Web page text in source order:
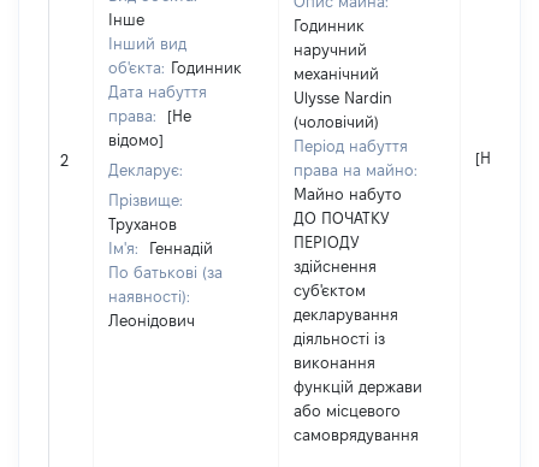
2
Інше
Інший вид
об'єкта: Годинник
Дата набуття
права:
[Не
відомо]
Декларує:
Прізвище:
Труханов
Ім'я:
Геннадій
По батькові (за
наявності):
Леонідович
Годинник
наручний
механічний
Ulysse Nardin
(чоловічий)
Період набуття
права на майно:
Майно набуто
ДО ПОЧАТКУ
ПЕРІОДУ
здійснення
суб'єктом
декларування
діяльності із
виконання
функцій держави
або місцевого
самоврядування
[Не